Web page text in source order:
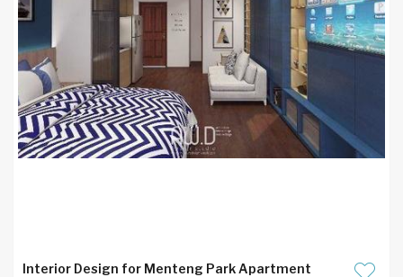
Interior Design for Menteng Park Apartment